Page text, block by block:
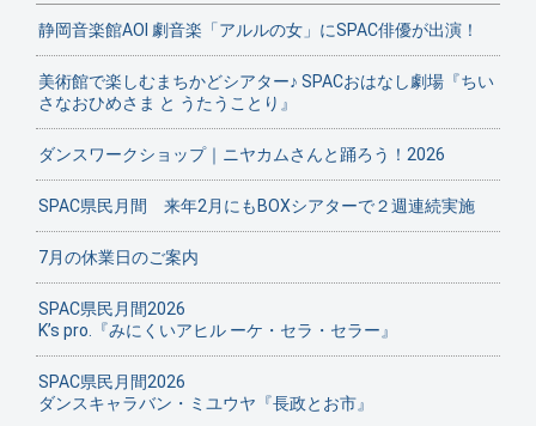
静岡音楽館AOI 劇音楽「アルルの女」にSPAC俳優が出演！
美術館で楽しむまちかどシアター♪ SPACおはなし劇場『ちい
さなおひめさま と うたうことり』
ダンスワークショップ｜ニヤカムさんと踊ろう！2026
SPAC県民月間 来年2月にもBOXシアターで２週連続実施
7月の休業日のご案内
SPAC県民月間2026
K’s pro.『みにくいアヒル ーケ・セラ・セラー』
SPAC県民月間2026
ダンスキャラバン・ミユウヤ『長政とお市』